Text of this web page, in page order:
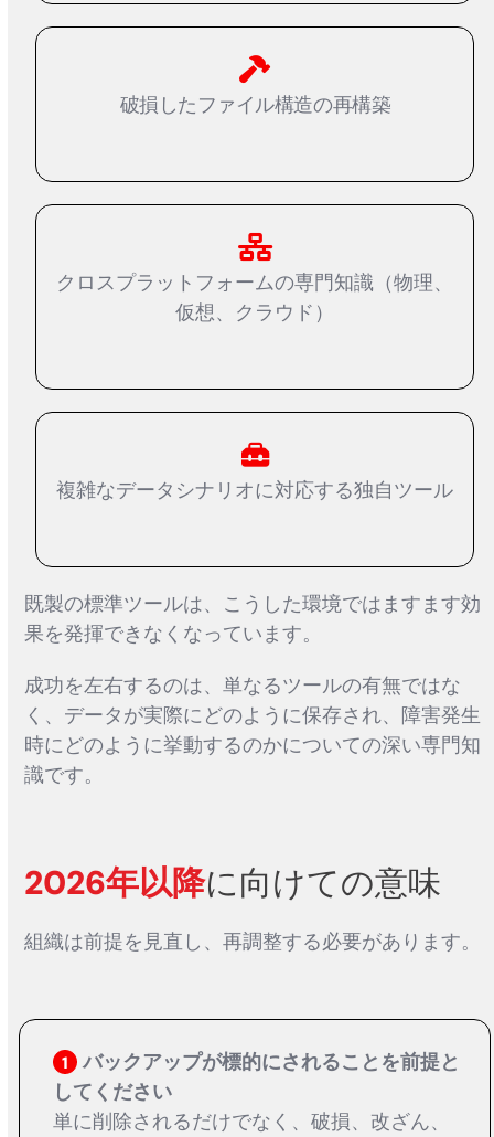
破損したファイル構造の再構築
クロスプラットフォームの専門知識（物理、
仮想、クラウド）
複雑なデータシナリオに対応する独自ツール
既製の標準ツールは、こうした環境ではますます効
果を発揮できなくなっています。
成功を左右するのは、単なるツールの有無ではな
く、データが実際にどのように保存され、障害発生
時にどのように挙動するのかについての深い専門知
識です。
2026年以降に向けての意味
組織は前提を見直し、再調整する必要があります。
1
バックアップが標的にされることを前提と
してください
単に削除されるだけでなく、破損、改ざん、